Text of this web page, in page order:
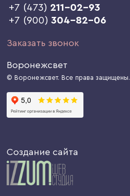
+7 (473) 211-02-93
+7 (900)304-82-06
Заказать звонок
Воронежсвет
© Воронежсвет. Все права защищены.
Создание сайта